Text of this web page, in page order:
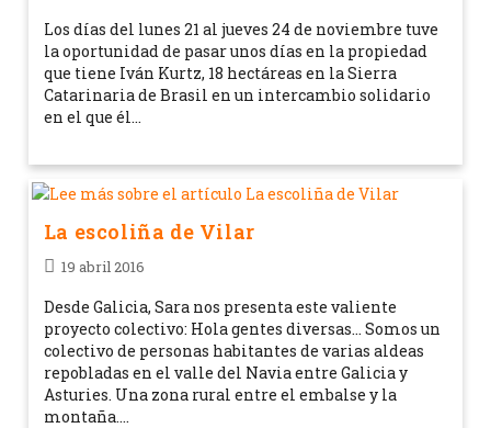
Los días del lunes 21 al jueves 24 de noviembre tuve
la oportunidad de pasar unos días en la propiedad
que tiene Iván Kurtz, 18 hectáreas en la Sierra
Catarinaria de Brasil en un intercambio solidario
en el que él…
La escoliña de Vilar
19 abril 2016
Desde Galicia, Sara nos presenta este valiente
proyecto colectivo: Hola gentes diversas... Somos un
colectivo de personas habitantes de varias aldeas
repobladas en el valle del Navia entre Galicia y
Asturies. Una zona rural entre el embalse y la
montaña.…